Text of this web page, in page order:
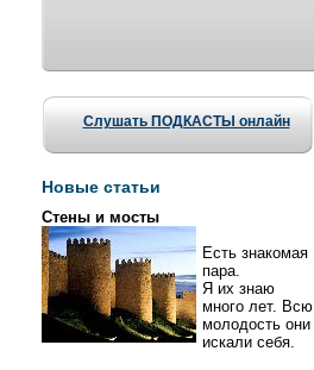
Слушать ПОДКАСТЫ онлайн
Новые статьи
Стены и мосты
Есть знакомая
пара.
Я их знаю
много лет. Всю
молодость они
искали себя.